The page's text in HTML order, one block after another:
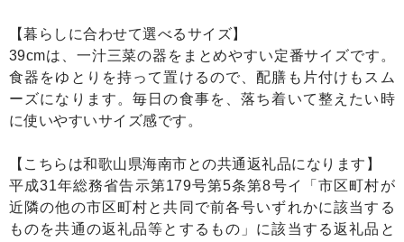
【暮らしに合わせて選べるサイズ】
39cmは、一汁三菜の器をまとめやすい定番サイズです。
食器をゆとりを持って置けるので、配膳も片付けもスム
ーズになります。毎日の食事を、落ち着いて整えたい時
に使いやすいサイズ感です。
【こちらは和歌山県海南市との共通返礼品になります】
平成31年総務省告示第179号第5条第8号イ「市区町村が
近隣の他の市区町村と共同で前各号いずれかに該当する
ものを共通の返礼品等とするもの」に該当する返礼品と